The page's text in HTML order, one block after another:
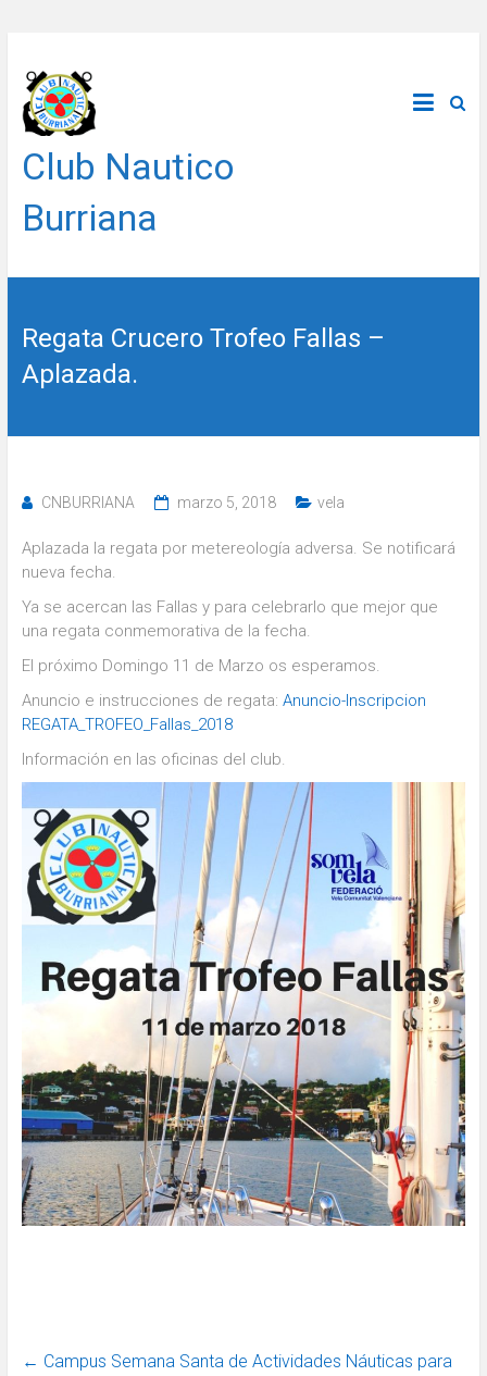
contenido
Club Nautico
Burriana
Regata Crucero Trofeo Fallas –
Aplazada.
CNBURRIANA marzo 5, 2018 vela
Aplazada la regata por metereología adversa. Se notificará
nueva fecha.
Ya se acercan las Fallas y para celebrarlo que mejor que
una regata conmemorativa de la fecha.
El próximo Domingo 11 de Marzo os esperamos.
Anuncio e instrucciones de regata: Anuncio-Inscripcion
REGATA_TROFEO_Fallas_2018
Información en las oficinas del club.
← Campus Semana Santa de Actividades Náuticas para